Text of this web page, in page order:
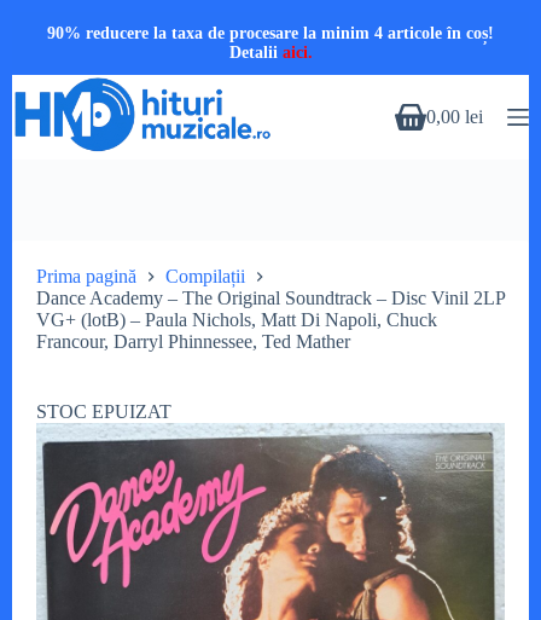
90% reducere la taxa de procesare la minim 4 articole în coș!
Detalii aici.
conținut
Coș0,00 lei
Prima pagină
Compilații
Dance Academy – The Original Soundtrack – Disc Vinil 2LP
VG+ (lotB) – Paula Nichols, Matt Di Napoli, Chuck
Francour, Darryl Phinnessee, Ted Mather
STOC EPUIZAT